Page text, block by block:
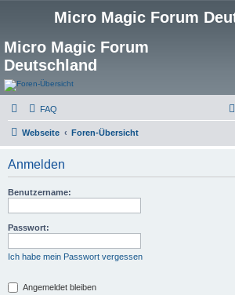
Micro Magic Forum
Micro Magic Forum
Deutschland
FAQ
Webseite Foren-Übersicht
Anmelden
Benutzername:
Passwort:
Ich habe mein Passwort vergessen
Angemeldet bleiben